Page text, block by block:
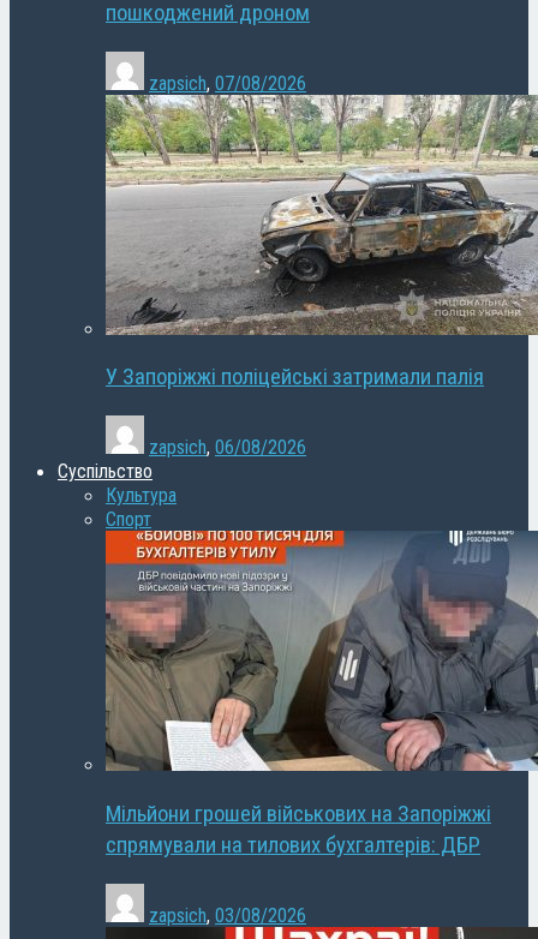
пошкоджений дроном
zapsich, 07/08/2026
У Запоріжжі поліцейські затримали палія
zapsich, 06/08/2026
Суспільство
Культура
Спорт
Мільйони грошей військових на Запоріжжі
спрямували на тилових бухгалтерів: ДБР
zapsich, 03/08/2026